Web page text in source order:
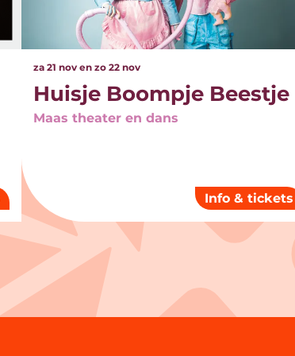
Huisje Boompje Beestje
Maas theater en dans
za 21 novenzo 22 nov
Info & tickets